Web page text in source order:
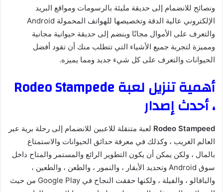
ونصائح للانضمام إلى حديقة مليئة بالرسومات ومواقع البريد
الإلكتروني عالية الدقة وتخصيصها للهواتف المحمولة Android
والتعرف على الأموال مجانًا وينضم إلى حديقة حيوانية مجانية
ومميزة لتجربة جميع الأشياء التي تتطلب منك أن تقود أفضل
الحيوانات والتعرف على كل شيء جديد ومما يميزه.
أهمية تنزيل لعبة Rodeo Stampede
، أحدث إصدار
Rodeo Stampeed لعبة متنقلة للاعبين للانضمام إلى رحلة برية عبر
العالم الغريب ، وكذلك في معرفة حدائق الحيوانات والاستمتاع
بالمال ، ولكن يمكن أن يكون التطوير الرائع والمستمر والمتاح داخل
سوق Android وتحديد الأبقار ، والنمور ، والطعن ، والطعين ،
والبافالو ، والفيلة ، ولكنها حققت النجاح في Google Play من حيث